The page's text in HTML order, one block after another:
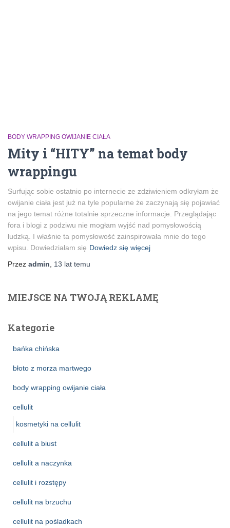
BODY WRAPPING OWIJANIE CIAŁA
Mity i “HITY” na temat body
wrappingu
Surfując sobie ostatnio po internecie ze zdziwieniem odkryłam że
owijanie ciała jest już na tyle popularne że zaczynają się pojawiać
na jego temat różne totalnie sprzeczne informacje. Przeglądając
fora i blogi z podziwu nie mogłam wyjść nad pomysłowością
ludzką. I właśnie ta pomysłowość zainspirowała mnie do tego
wpisu. Dowiedziałam się Dowiedz się więcej
Przez admin 13 lat temu
MIEJSCE NA TWOJĄ REKLAMĘ
Kategorie
bańka chińska
błoto z morza martwego
body wrapping owijanie ciała
cellulit
kosmetyki na cellulit
cellulit a biust
cellulit a naczynka
cellulit i rozstępy
cellulit na brzuchu
cellulit na pośladkach